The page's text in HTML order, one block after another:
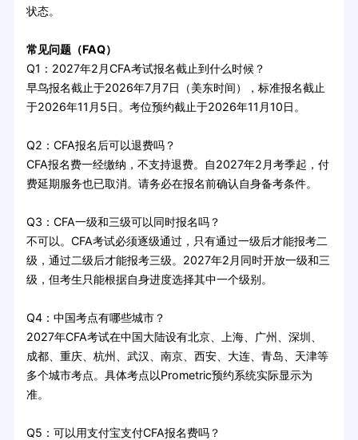
状态。
常见问题（FAQ）
Q1：2027年2月CFA考试报名截止到什么时候？
早鸟报名截止于2026年7月7日（美东时间），标准报名截止
于2026年11月5日。考位预约截止于2026年11月10日。
Q2：CFA报名后可以退费吗？
CFA报名费一经缴纳，不支持退费。自2027年2月考季起，付
费延期服务也已取消。请务必在报名前确认自身备考条件。
Q3：CFA一级和三级可以同时报名吗？
不可以。CFA考试必须逐级通过，只有通过一级后才能报考二
级，通过二级后才能报考三级。2027年2月同时开放一级和三
级，但考生只能根据自身进度选择其中一个级别。
Q4：中国考点有哪些城市？
2027年CFA考试在中国大陆设有北京、上海、广州、深圳、
成都、重庆、杭州、武汉、南京、西安、大连、青岛、天津等
多个城市考点。具体考点以Prometric预约系统实际显示为
准。
Q5：可以用支付宝支付CFA报名费吗？